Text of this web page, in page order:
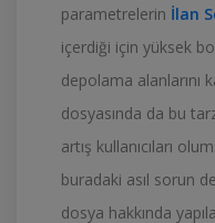
parametrelerin İlan
içerdiği için yüksek
depolama alanlarını
dosyasında da bu
artış kullanıcıları
buradaki asıl sorun
dosya hakkında